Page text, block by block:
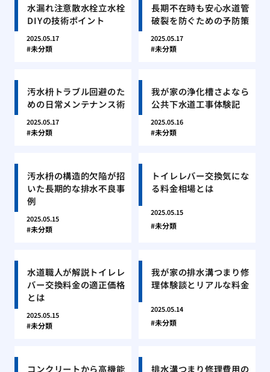
水漏れ注意散水栓立水栓
DIYの技術ポイント
2025.05.17
未分類
長期不在時も安心水道管
破裂を防ぐための予防策
2025.05.17
未分類
汚水枡トラブル回避のた
めの日常メンテナンス術
2025.05.17
未分類
我が家の浄化槽さよなら
公共下水道工事体験記
2025.05.16
未分類
汚水枡の構造的欠陥が招
いた長期的な排水不良事
例
2025.05.15
未分類
トイレレバー交換気にな
る料金相場とは
2025.05.15
未分類
水道職人が解説トイレレ
バー交換料金の適正価格
とは
2025.05.15
未分類
我が家の排水溝つまり修
理体験談とリアルな料金
2025.05.14
未分類
コンクリートから高機能
排水溝つまり修理費用の